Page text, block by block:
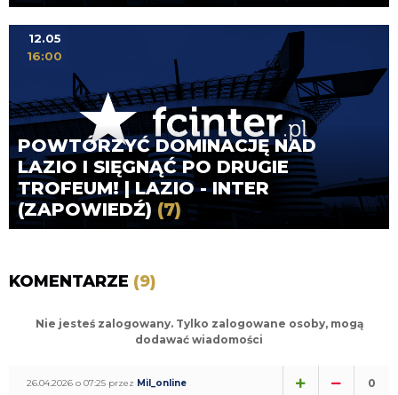
POWTÓRZYĆ DOMINACJĘ NAD
LAZIO I SIĘGNĄĆ PO DRUGIE
TROFEUM! | LAZIO - INTER
(ZAPOWIEDŹ) (7)
12.05
16:00
KOMENTARZE (9)
Nie jesteś zalogowany. Tylko zalogowane osoby, mogą
dodawać wiadomości
26.04.2026 o 07:25 przez Mil_online 0